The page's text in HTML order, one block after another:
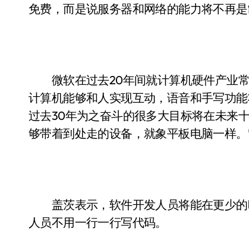
免费，而是说服务器和网络的能力将不
微软在过去20年间就计算机硬件产业常
计算机能够和人实现互动，语音和手写功
过去30年为之奋斗的很多大目标将在未来
够带着到处走的设备，就象平板电脑一样。
盖茨表示，软件开发人员将能在更少的
人员不用一行一行写代码。